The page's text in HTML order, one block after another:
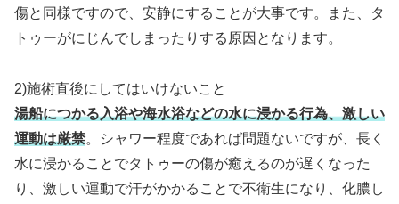
傷と同様ですので、安静にすることが大事です。また、タ
トゥーがにじんでしまったりする原因となります。
2)施術直後にしてはいけないこと
湯船につかる入浴や海水浴などの水に浸かる行為、激しい
運動は厳禁。シャワー程度であれば問題ないですが、長く
水に浸かることでタトゥーの傷が癒えるのが遅くなった
り、激しい運動で汗がかかることで不衛生になり、化膿し